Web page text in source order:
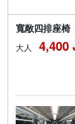
寬敞四排座椅
大人 4,400